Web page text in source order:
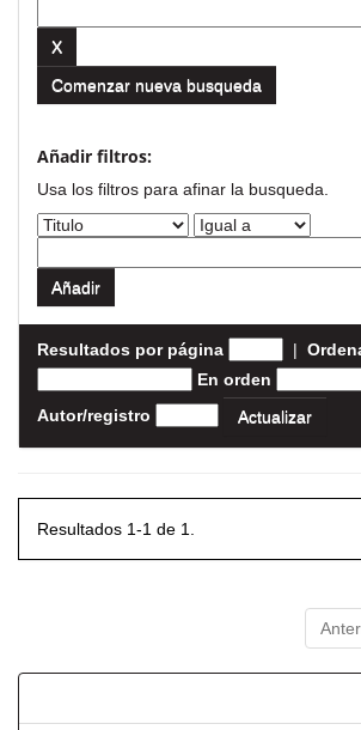
Comenzar nueva busqueda
Añadir filtros:
Usa los filtros para afinar la busqueda.
Resultados por página |
En orden
Autor/registro
Resultados 1-1 de 1.